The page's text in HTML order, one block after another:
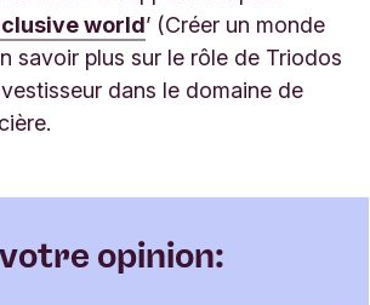
world’ (Créer un monde
savoir plus sur le rôle de Triodos
dans le domaine de
opinion: